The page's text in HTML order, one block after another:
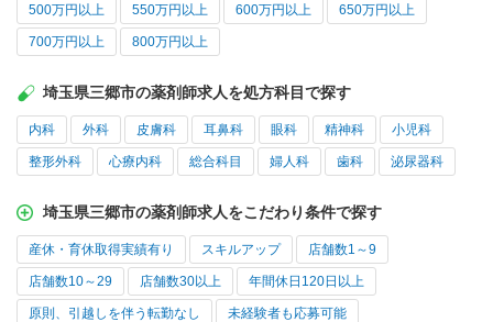
500万円以上 550万円以上 600万円以上 650万円以上
700万円以上 800万円以上
埼玉県三郷市の薬剤師求人を処方科目で探す
内科 外科 皮膚科 耳鼻科 眼科 精神科 小児科
整形外科 心療内科 総合科目 婦人科 歯科 泌尿器科
埼玉県三郷市の薬剤師求人をこだわり条件で探す
産休・育休取得実績有り スキルアップ 店舗数1～9
店舗数10～29 店舗数30以上 年間休日120日以上
原則、引越しを伴う転勤なし 未経験者も応募可能